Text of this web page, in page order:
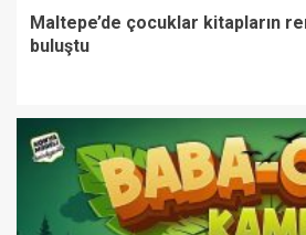
Maltepe’de çocuklar kitapların
buluştu